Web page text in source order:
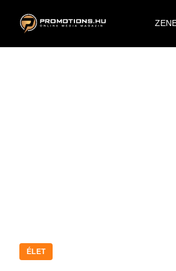
ÉLET